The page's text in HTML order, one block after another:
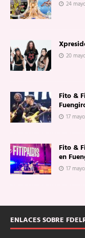
24
20
Fito &
17
Fito &
en
17
ENLACES SOBRE